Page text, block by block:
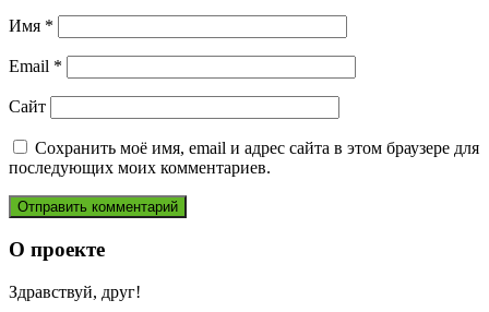
Имя *
Email *
Сайт
Сохранить моё имя, email и адрес сайта в этом браузере для
последующих моих комментариев.
О проекте
Здравствуй, друг!